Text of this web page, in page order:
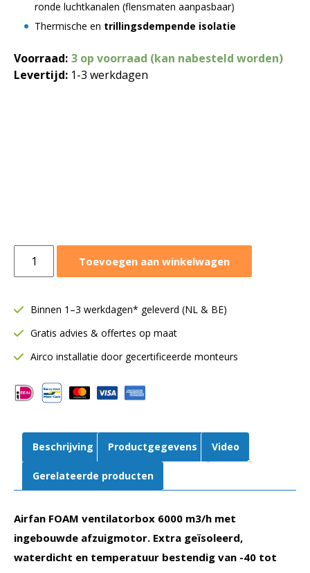
ronde luchtkanalen (flensmaten aanpasbaar)
Thermische en trillingsdempende isolatie
Voorraad: 3 op voorraad (kan nabesteld worden)
Levertijd: 1-3 werkdagen
FOAM
6000
|
Geïsoleerd
12-
12-
aantal
Toevoegen aan winkelwagen
Binnen 1–3 werkdagen* geleverd (NL & BE)
Gratis advies & offertes op maat
Airco installatie door gecertificeerde monteurs
Beschrijving Productgegevens Video
Gerelateerde producten
Airfan FOAM ventilatorbox 6000 m3/h met
ingebouwde afzuigmotor. Extra geïsoleerd,
waterdicht en temperatuur bestendig van -40 tot